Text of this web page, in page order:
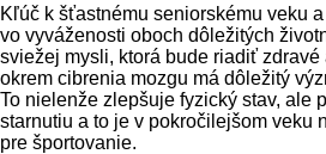
Kľúč k šťastnému seniorskému veku
vo vyváženosti oboch dôležitých
sviežej mysli, ktorá bude riadiť zdravé
okrem cibrenia mozgu má dôležitý
To nielenže zlepšuje fyzický stav, ale
starnutiu a to je v pokročilejšom veku
pre športovanie.